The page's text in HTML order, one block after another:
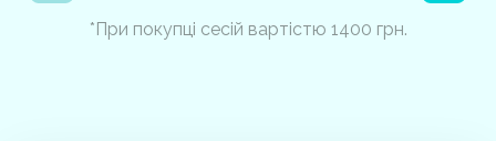
*При покупці сесій вартістю 1400 грн.